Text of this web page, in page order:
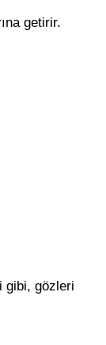
getirir.
gibi, gözleri